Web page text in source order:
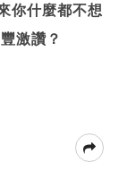
你什麼都不想
激讚？